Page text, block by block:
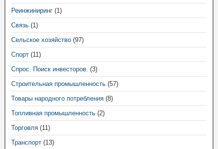
Реинжиниринг (1)
Связь (1)
Сельское хозяйство (97)
Спорт (11)
Спрос. Поиск инвесторов. (3)
Строительная промышленность (57)
Товары народного потребления (8)
Топливная промышленность (2)
Торговля (11)
Транспорт (13)